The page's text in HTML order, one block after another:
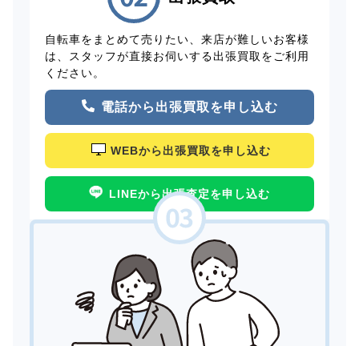
自転車をまとめて売りたい、来店が難しいお客様
は、スタッフが直接お伺いする出張買取をご利用
ください。
電話から出張買取を申し込む
WEBから出張買取を申し込む
LINEから出張査定を申し込む